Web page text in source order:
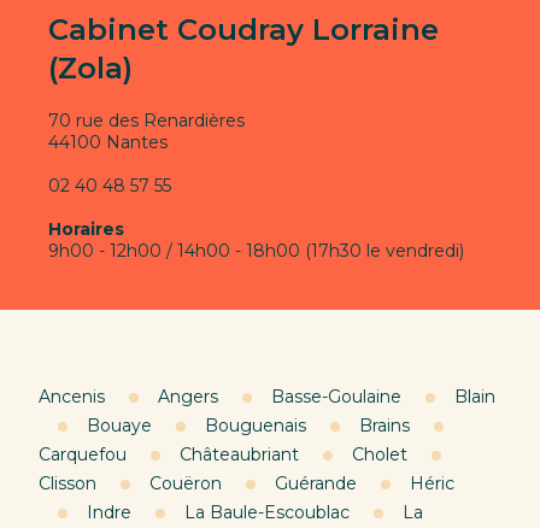
Cabinet Coudray Lorraine
(Zola)
70 rue des Renardières
44100 Nantes
02 40 48 57 55
Horaires
9h00 - 12h00 / 14h00 - 18h00 (17h30 le vendredi)
Ancenis Angers Basse-Goulaine
Blain
Bouaye
Bouguenais
Brains
Carquefou
Châteaubriant
Cholet
Clisson
Couëron Guérande
Héric
Indre
La Baule-Escoublac
La